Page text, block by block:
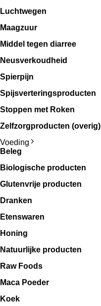
Luchtwegen
Maagzuur
Middel tegen diarree
Neusverkoudheid
Spierpijn
Spijsverteringsproducten
Stoppen met Roken
Zelfzorgproducten (overig)
Voeding
Beleg
Biologische producten
Glutenvrije producten
Dranken
Etenswaren
Honing
Natuurlijke producten
Raw Foods
Maca Poeder
Koek